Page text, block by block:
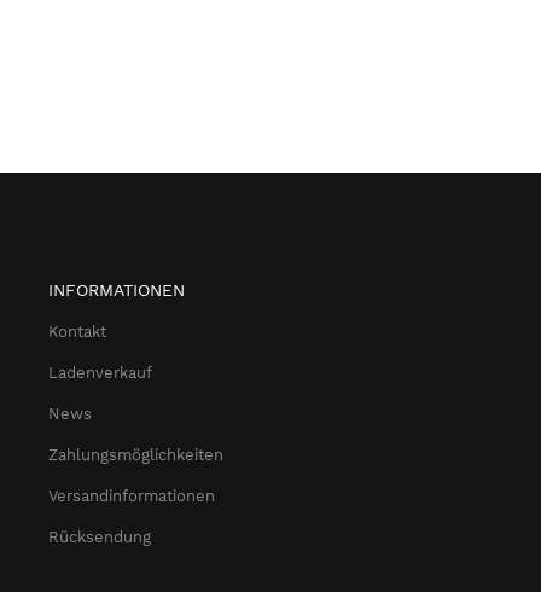
INFORMATIONEN
Kontakt
Ladenverkauf
News
Zahlungsmöglichkeiten
Versandinformationen
Rücksendung